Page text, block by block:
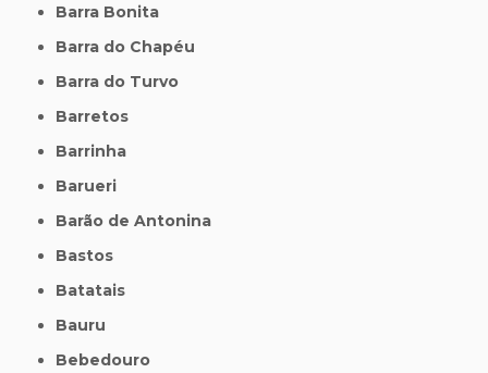
Barra Bonita
Barra do Chapéu
Barra do Turvo
Barretos
Barrinha
Barueri
Barão de Antonina
Bastos
Batatais
Bauru
Bebedouro